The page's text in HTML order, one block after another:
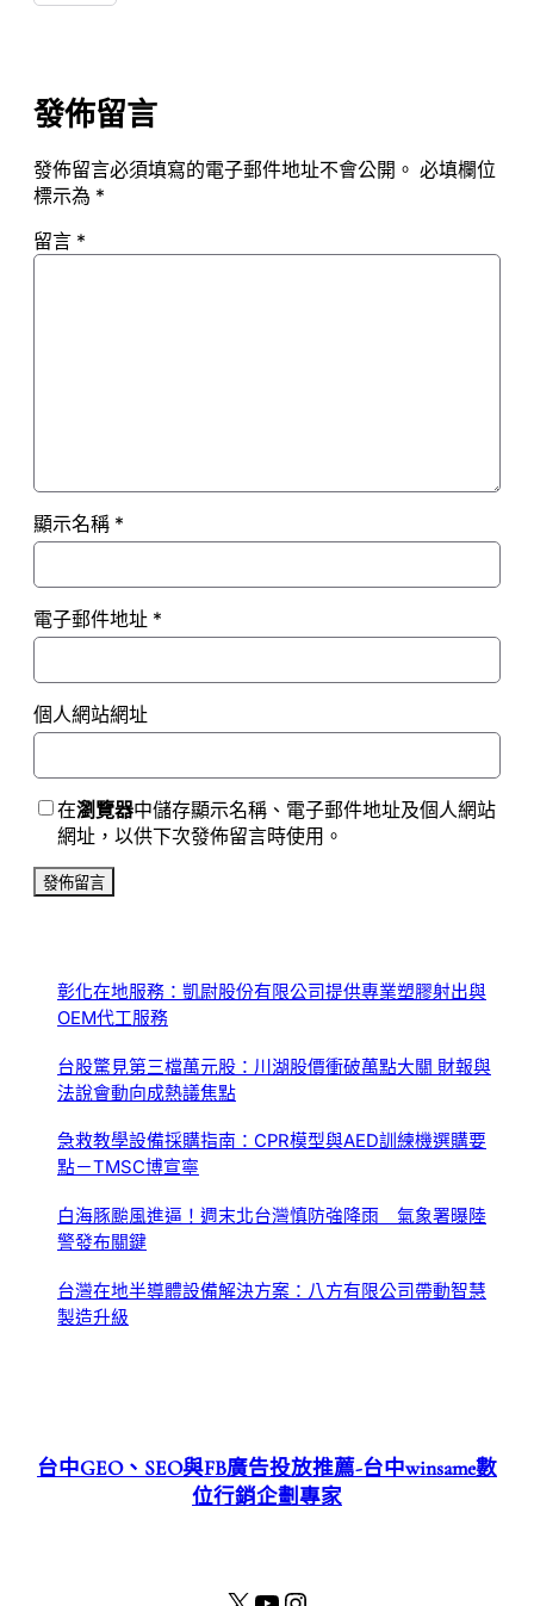
發佈留言
發佈留言必須填寫的電子郵件地址不會公開。 必填欄位
標示為 *
留言 *
顯示名稱 *
電子郵件地址 *
個人網站網址
在瀏覽器中儲存顯示名稱、電子郵件地址及個人網站
網址，以供下次發佈留言時使用。
彰化在地服務：凱尉股份有限公司提供專業塑膠射出與
OEM代工服務
台股驚見第三檔萬元股：川湖股價衝破萬點大關 財報與
法說會動向成熱議焦點
急救教學設備採購指南：CPR模型與AED訓練機選購要
點－TMSC博宣寧
白海豚颱風進逼！週末北台灣慎防強降雨 氣象署曝陸
警發布關鍵
台灣在地半導體設備解決方案：八方有限公司帶動智慧
製造升級
台中GEO、SEO與FB廣告投放推薦-台中winsame數
位行銷企劃專家